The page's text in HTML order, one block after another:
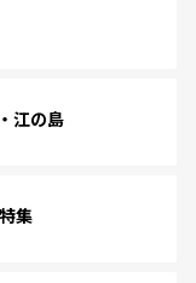
江の島
集